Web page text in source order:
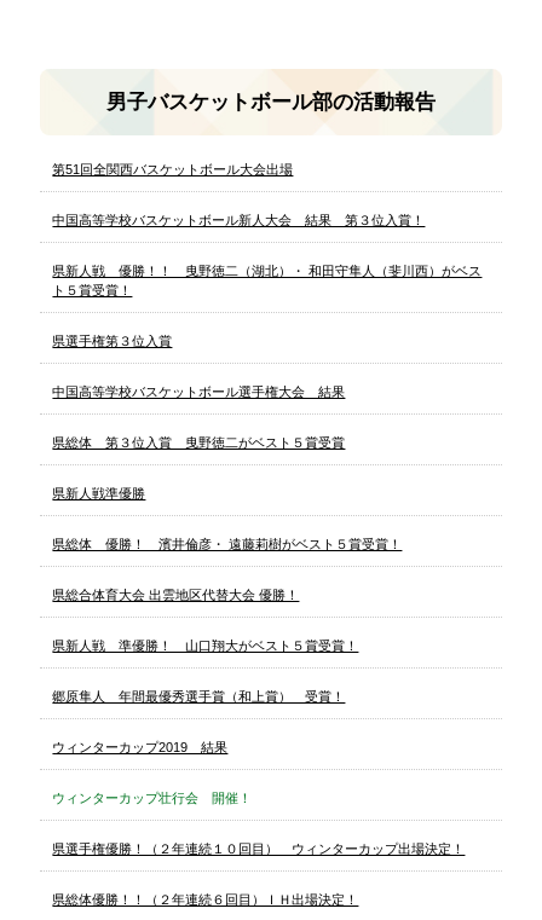
男子バスケットボール部の活動報告
第51回全関西バスケットボール大会出場
中国高等学校バスケットボール新人大会 結果 第３位入賞！
県新人戦 優勝！！ 曳野徳二（湖北）・ 和田守隼人（斐川西）がベス
ト５賞受賞！
県選手権第３位入賞
中国高等学校バスケットボール選手権大会 結果
県総体 第３位入賞 曳野徳二がベスト５賞受賞
県新人戦準優勝
県総体 優勝！ 濱井倫彦・ 遠藤莉樹がベスト５賞受賞！
県総合体育大会 出雲地区代替大会 優勝！
県新人戦 準優勝！ 山口翔大がベスト５賞受賞！
郷原隼人 年間最優秀選手賞（和上賞） 受賞！
ウィンターカップ2019 結果
ウィンターカップ壮行会 開催！
県選手権優勝！（２年連続１０回目） ウィンターカップ出場決定！
県総体優勝！！（２年連続６回目）ＩＨ出場決定！